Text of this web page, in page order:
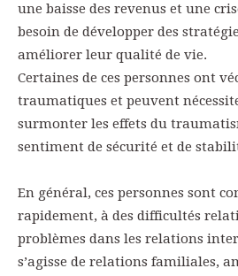
une baisse des revenus et une
besoin de développer des
améliorer leur qualité de vie.
Certaines de ces personnes ont
traumatiques et peuvent
surmonter les effets du
sentiment de sécurité et de
En général, ces personnes sont
rapidement, à des difficultés
problèmes dans les relations
s’agisse de relations familiales,